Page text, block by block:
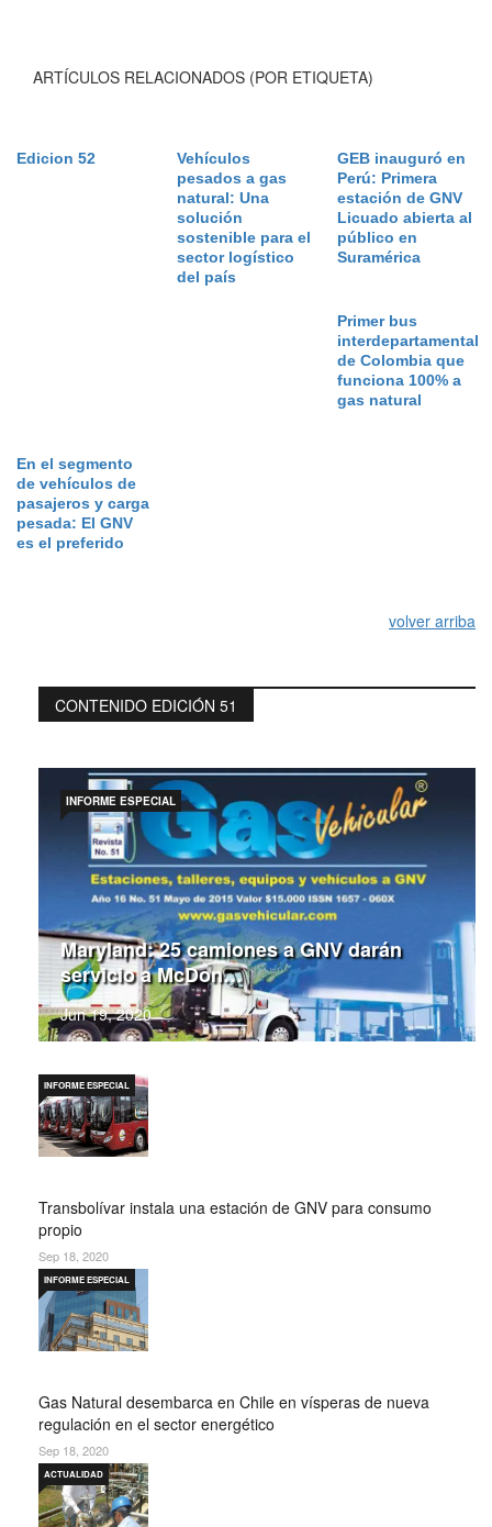
ARTÍCULOS RELACIONADOS (POR ETIQUETA)
Edicion 52
Vehículos
pesados a gas
natural: Una
solución
sostenible para el
sector logístico
del país
GEB inauguró en
Perú: Primera
estación de GNV
Licuado abierta al
público en
Suramérica
Primer bus
interdepartamental
de Colombia que
funciona 100% a
gas natural
En el segmento
de vehículos de
pasajeros y carga
pesada: El GNV
es el preferido
volver arriba
CONTENIDO EDICIÓN 51
Maryland: 25 camiones a GNV darán
servicio a McDon…
Jun 19, 2020
INFORME ESPECIAL
Transbolívar instala una estación de GNV para consumo
propio
INFORME ESPECIAL
Sep 18, 2020
Gas Natural desembarca en Chile en vísperas de nueva
regulación en el sector energético
INFORME ESPECIAL
Sep 18, 2020
ACTUALIDAD